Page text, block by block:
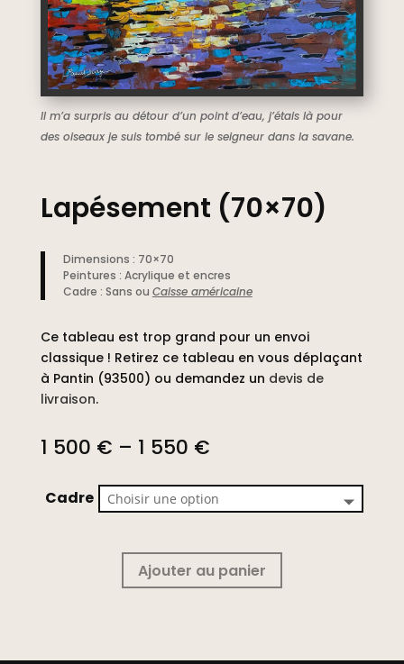
Il m’a surpris au détour d’un point d’eau, j’étais là pour
des oiseaux je suis tombé sur le seigneur dans la savane.
Lapésement (70×70)
Dimensions : 70×70
Peintures : Acrylique et encres
Cadre : Sans ou Caisse américaine
Ce tableau est trop grand pour un envoi
classique ! Retirez ce tableau en vous déplaçant
à Pantin (93500) ou demandez un devis de
livraison.
1 500 € – 1 550 €
Cadre
Ajouter au panier